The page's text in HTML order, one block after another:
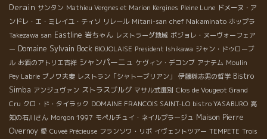
Derain サンタン Mathieu Vergnes et Marion Kergines Pleine Lune ドメーヌ・ア
ンドレ・エ・ミレイユ・ティソ リレール Mitani-san chef Nakaminato ホップラ
Takezawa san Eastline 岩ちゃん レストラーダ地域 ボジョレ・ヌーヴォーフェア
ー Domaine Sylvain Bock BIOJOLAISE President Ishikawa ジャン・ドゥローブ
ル お酒のアトリエ吉祥 シャンパーニュ ケヴィン・デコンブ アナテム Moulin
Pey Labrie ブノワ夫妻 レストラン「シャトーブリアン」 伊藤與志男の哲学 Bistro
Simba アンジュヴァン ストラスブルグ マサル式選別 Clos de Vougeot Grand
Cru クロ・ド・タイラック DOMAINE FRANCOIS SAINT-LO bistro YASABURO 高
知の石川さん Morgon 1997 モペルチュイ・ネイルプラージュ Maison Pierre
Overnoy 愛 Cuveé Précieuse フランソワ・リボ イヴェントツアー TEMPETE Trois